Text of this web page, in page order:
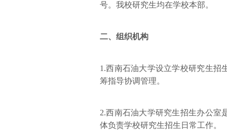
号。我校研究生均在学校本部。
二、组织机构
1.西南石油大学设立学校研究生招
筹指导协调管理。
2.西南石油大学研究生招生办公室
体负责学校研究生招生日常工作。